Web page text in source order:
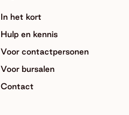
In het kort
Hulp en kennis
Voor contactpersonen
Voor bursalen
Contact